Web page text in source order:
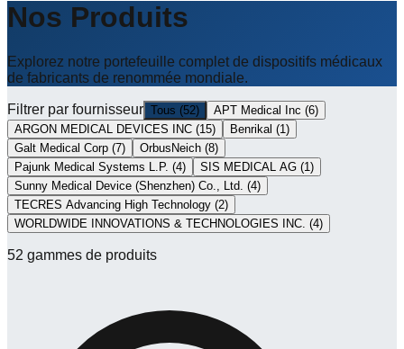
Nos Produits
Explorez notre portefeuille complet de dispositifs médicaux
de fabricants de renommée mondiale.
Filtrer par fournisseur Tous (52) APT Medical Inc (6)
ARGON MEDICAL DEVICES INC (15) Benrikal (1 )
Galt Medical Corp (7) OrbusNeich (8)
Pajunk Medical Systems L.P. (4) SIS MEDICAL AG (1 )
Sunny Medical Device (Shenzhen) Co., Ltd. (4)
TECRES Advancing High Technology (2)
WORLDWIDE INNOVATIONS & TECHNOLOGIES INC. (4)
52 gammes de produits